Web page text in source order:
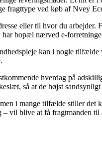
fragttype ved køb af Nvey
eller til hvor du
bopæl nærved e-
kan i nogle
hverdag på
så at de højst
i mange tilfælde stiller det
vil blive at få fragtmanden